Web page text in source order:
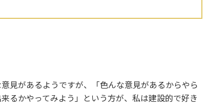
見があるようですが、「色んな意見があるからやら
るかやってみよう」という方が、私は建設的で好き